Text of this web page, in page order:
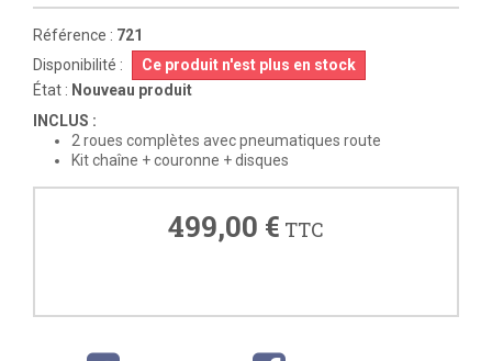
Référence : 721
Disponibilité :
Ce produit n'est plus en stock
État : Nouveau produit
INCLUS :
2 roues complètes avec pneumatiques route
Kit chaîne + couronne + disques
499,00 € TTC